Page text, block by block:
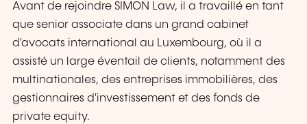
Avant de rejoindre SIMON Law, il a travaillé en tant
que senior associate dans un grand cabinet
d'avocats international au Luxembourg, où il a
assisté un large éventail de clients, notamment des
multinationales, des entreprises immobilières, des
gestionnaires d'investissement et des fonds de
private equity.